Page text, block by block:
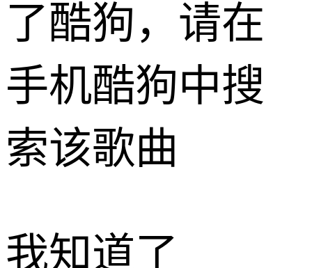
了酷狗，请在
手机酷狗中搜
索该歌曲
我知道了